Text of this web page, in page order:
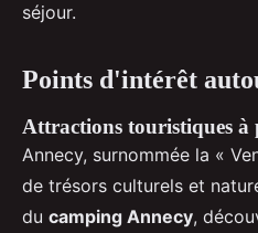
séjour.
Points d'intérêt
Attractions touristiques à
Annecy, surnommée la «
de trésors culturels et
du camping Annecy,